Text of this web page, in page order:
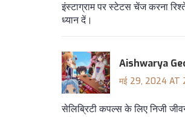
इंस्टाग्राम पर स्टेटस चेंज करना
ध्यान दें।
Aishwarya
मई 29, 2024 AT
सेलिब्रिटी कपल्स के लिए निजी